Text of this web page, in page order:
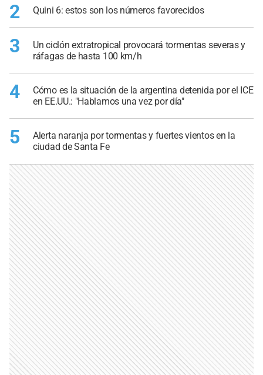
2 Quini 6: estos son los números favorecidos
3
Un ciclón extratropical provocará tormentas severas y
ráfagas de hasta 100 km/h
4
Cómo es la situación de la argentina detenida por el ICE
en EE.UU.: "Hablamos una vez por día"
5
Alerta naranja por tormentas y fuertes vientos en la
ciudad de Santa Fe